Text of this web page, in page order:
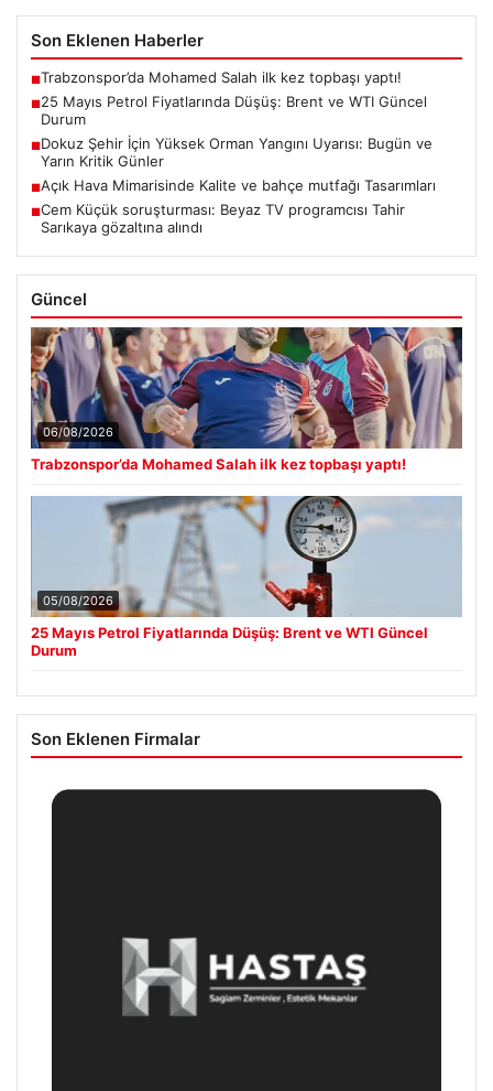
Son Eklenen Haberler
■Trabzonspor’da Mohamed Salah ilk kez topbaşı yaptı!
■25 Mayıs Petrol Fiyatlarında Düşüş: Brent ve WTI Güncel
Durum
■Dokuz Şehir İçin Yüksek Orman Yangını Uyarısı: Bugün ve
Yarın Kritik Günler
■Açık Hava Mimarisinde Kalite ve bahçe mutfağı Tasarımları
■Cem Küçük soruşturması: Beyaz TV programcısı Tahir
Sarıkaya gözaltına alındı
Güncel
06/08/2026
Trabzonspor’da Mohamed Salah ilk kez topbaşı yaptı!
05/08/2026
25 Mayıs Petrol Fiyatlarında Düşüş: Brent ve WTI Güncel
Durum
Son Eklenen Firmalar